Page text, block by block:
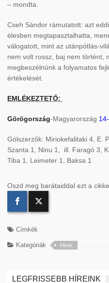
– mondta.
Cseh Sándor rámutatott: azt
élesben megtapasztalhatta,
válogatott, mint az utánpótlás-
nem volt rossz, baj nem történt,
megbeszélnünk a folyamatos
értékelését.
EMLÉKEZTETŐ:
Görögország-Magyarország
Gólszerzők: Miriokefalitaki 4, E.
Szanta 1, Ninu 1, ill. Faragó 3,
Tiba 1, Leimeter 1, Baksa 1
Oszd meg barátaiddal ezt a
Címkék
Kategóriák Hirek
LEGFRISSEBB HÍREINK